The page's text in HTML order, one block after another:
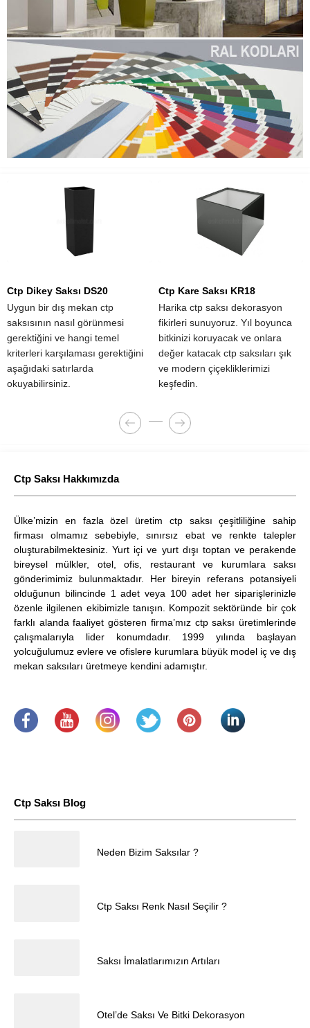
ctp
temel
gerektiğini
Ctp Kare Saksı KR18
Harika ctp saksı dekorasyon
fikirleri sunuyoruz. Yıl boyunca
bitkinizi koruyacak ve onlara
değer katacak ctp saksıları şık
ve modern çiçekliklerimizi
Ctp Yatay Saksı
Ctp saksıları
yüksek direncin
bireysel modellerin
pratik olarak
olanaklarının da
Ctp Saksı Hakkımızda
Ülke’mizin en fazla özel üretim ctp saksı çeşitliliğine sahip
firması olmamız sebebiyle, sınırsız ebat ve renkte talepler
oluşturabilmektesiniz. Yurt içi ve yurt dışı toptan ve perakende
bireysel mülkler, otel, ofis, restaurant ve kurumlara saksı
gönderimimiz bulunmaktadır. Her bireyin referans potansiyeli
olduğunun bilincinde 1 adet veya 100 adet her siparişlerinizle
özenle ilgilenen ekibimizle tanışın. Kompozit sektöründe bir çok
farklı alanda faaliyet gösteren firma’mız ctp saksı üretimlerinde
çalışmalarıyla lider konumdadır. 1999 yılında başlayan
yolcuğulumuz evlere ve ofislere kurumlara büyük model iç ve dış
mekan saksıları üretmeye kendini adamıştır.
Ctp Saksı Blog
Neden Bizim Saksılar ?
Ctp Saksı Renk Nasıl Seçilir ?
Saksı İmalatlarımızın Artıları
Otel’de Saksı Ve Bitki Dekorasyon
Müşteri Temsilcisi